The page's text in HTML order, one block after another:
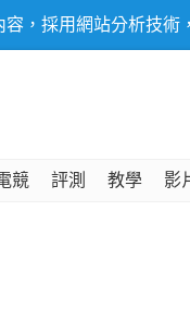
，採用網站分析技
競 評測 教學 影